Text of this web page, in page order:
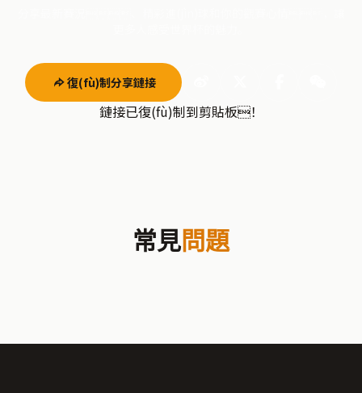
復(fù)制分享鏈接
鏈接已復(fù)制到剪貼板！
常見問題